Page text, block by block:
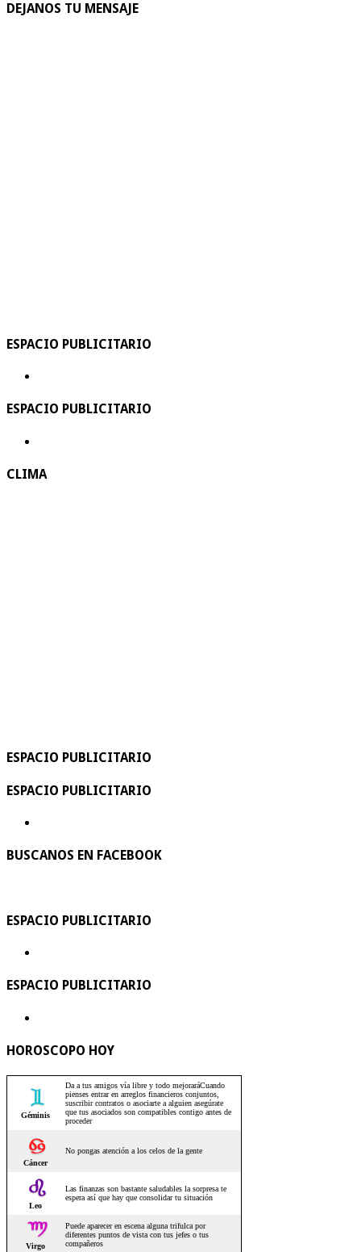
DEJANOS TU MENSAJE
ESPACIO PUBLICITARIO
ESPACIO PUBLICITARIO
CLIMA
ESPACIO PUBLICITARIO
ESPACIO PUBLICITARIO
BUSCANOS EN FACEBOOK
ESPACIO PUBLICITARIO
ESPACIO PUBLICITARIO
HOROSCOPO HOY